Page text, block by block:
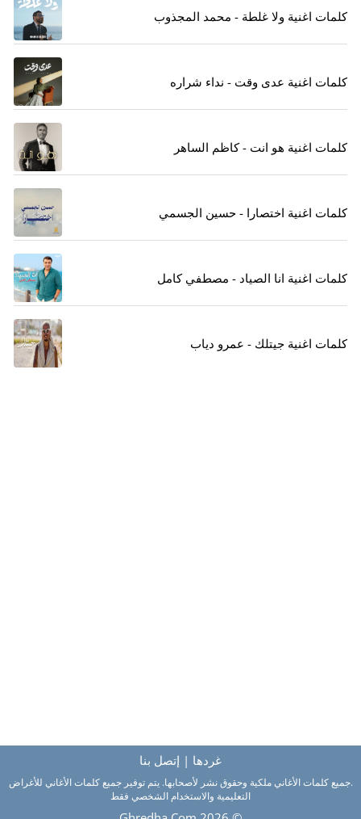
كلمات اغنية ولا غلطة - محمد المجذوب
كلمات اغنية عدى وقت - نداء شراره
كلمات اغنية هو انت - كاظم الساهر
كلمات اغنية اختصارا - حسين الجسمي
كلمات اغنية انا الصياد - مصطفي كامل
كلمات اغنية جيتلك - عمرو دياب
غردها | إتصل بنا
.جميع كلمات الأغاني ملكية وحقوق نشر لأصحابها. يتم توفير جميع كلمات الأغاني للأغراض
التعليمية والاستخدام الشخصي فقط